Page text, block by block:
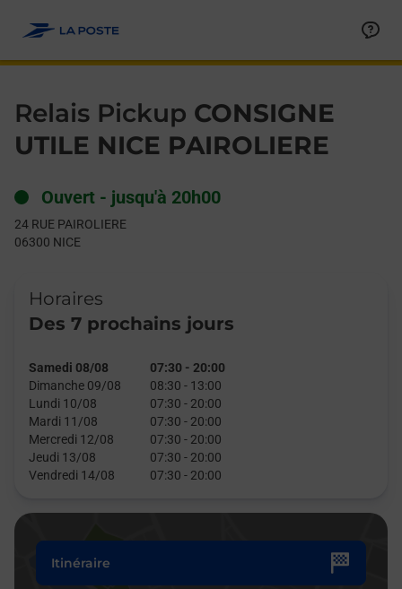
Relais Pickup CONSIGNE
UTILE NICE PAIROLIERE
Ouvert - jusqu'à 20h00
24 RUE PAIROLIERE
06300 NICE
Horaires
Des 7 prochains jours
Samedi 08/08 07:30 - 20:00
Dimanche 09/08
08:30 - 13:00
Lundi 10/08
07:30 - 20:00
Mardi 11/08
07:30 - 20:00
Mercredi 12/08
07:30 - 20:00
Jeudi 13/08
07:30 - 20:00
Vendredi 14/08
07:30 - 20:00
Itinéraire